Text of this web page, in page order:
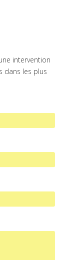
intervention
dans les plus